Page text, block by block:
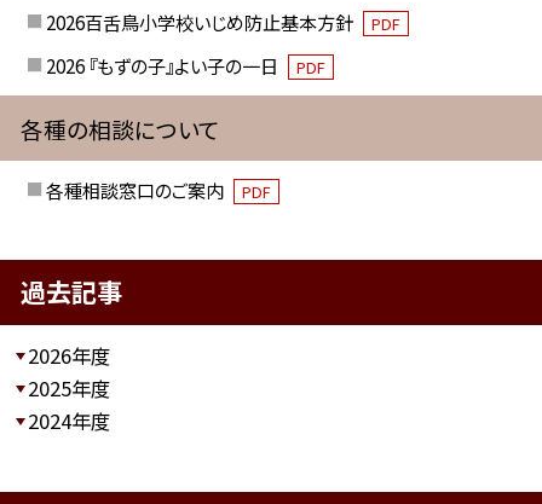
2026百舌鳥小学校いじめ防止基本方針 PDF
2026 『もずの子』よい子の一日 PDF
各種の相談について
各種相談窓口のご案内 PDF
過去記事
2026年度
2025年度
2024年度